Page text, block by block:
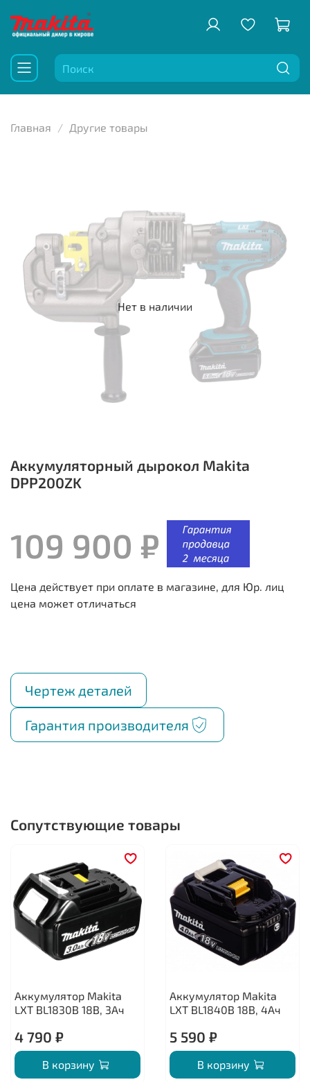
Главная Другие товары
Нет в наличии
Аккумуляторный дырокол Makita
DPP200ZK
109 900 ₽
Чертеж деталей
Гарантия производителя
Сопутствующие товары
Аккумулятор Makita
LXT BL1830B 18В, 3Ач
4 790 ₽
В корзину
Аккумулятор Makita
LXT BL1840B 18В, 4Ач
5 590 ₽
В корзину